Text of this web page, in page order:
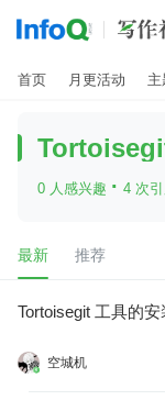
首页 月更活动 主
0 人感兴趣 · 4 次引
最新 推荐
Tortoisegit 工具的
空城机